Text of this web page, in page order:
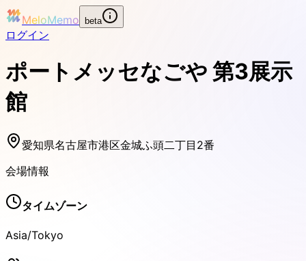
MeloMemo beta
ログイン
ポートメッセなごや 第3展示
館
愛知県名古屋市港区金城ふ頭二丁目2番
会場情報
タイムゾーン
Asia/Tokyo